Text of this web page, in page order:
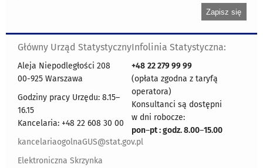
Główny Urząd Statystyczny
Aleja Niepodległości 208
00-925 Warszawa
Godziny pracy Urzędu: 8.15–
16.15
Kancelaria: +48 22 608 30 00
kancelariaogolnaGUS@stat.gov.pl
Elektroniczna Skrzynka
Infolinia Statystyczna:
+48 22 279 99 99
(opłata zgodna z taryfą
operatora)
Konsultanci są dostępni
w dni robocze:
pon–pt : godz. 8.00–15.00